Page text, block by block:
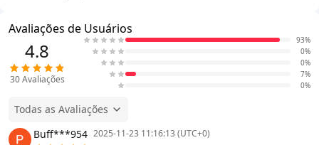
Avaliações de Usuários
4.8
30Avaliações
93%
0%
0%
7%
0%
Todas as Avaliações
Buff***954 2025-11-23 11:16:13 (UTC+0)